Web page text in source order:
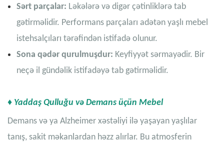
Sərt parçalar: Ləkələrə və digər çətinliklərə tab
gətirməlidir. Performans parçaları adətən yaşlı mebel
istehsalçıları tərəfindən istifadə olunur.
Sona qədər qurulmuşdur: Keyfiyyət sərmayədir. Bir
neçə il gündəlik istifadəyə tab gətirməlidir.
♦ Yaddaş Qulluğu və Demans üçün Mebel
Demans və ya Alzheimer xəstəliyi ilə yaşayan yaşlılar
tanış, sakit məkanlardan həzz alırlar. Bu atmosferin